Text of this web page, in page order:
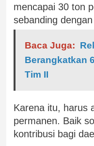
mencapai 30 ton
sebanding
Baca Juga:
Berangkatkan
Tim II
Karena itu, harus
permanen. Baik
kontribusi bagi